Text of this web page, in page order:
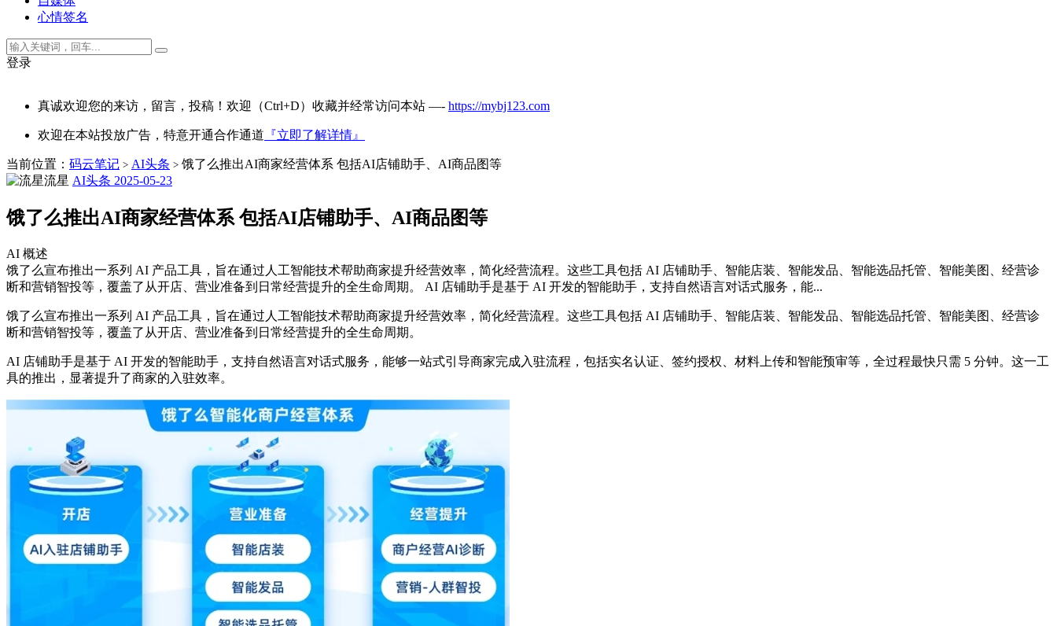
心情签名
登录
真诚欢迎您的来访，留言，投稿！欢迎（Ctrl+D）收藏并经常访问本站 —- https://mybj123.com
欢迎在本站投放广告，特意开通合作通道 『立即了解详情』
当前位置： 码云笔记 > AI头条 > 饿了么推出AI商家经营体系 包括AI店铺助手、AI商品图等
流星 AI头条 2025-05-23
饿了么推出AI商家经营体系 包括AI店铺助手、AI商品图等
AI 概述
饿了么宣布推出一系列 AI 产品工具，旨在通过人工智能技术帮助商家提升经营效率，简化经营流程。这些工具包括 AI 店铺助手、智能店装、智能发品、智能选品托管、智能美图、经营诊
断和营销智投等，覆盖了从开店、营业准备到日常经营提升的全生命周期。 AI 店铺助手是基于 AI 开发的智能助手，支持自然语言对话式服务，能...
饿了么宣布推出一系列 AI 产品工具，旨在通过人工智能技术帮助商家提升经营效率，简化经营流程。这些工具包括 AI 店铺助手、智能店装、智能发品、智能选品托管、智能美图、经营诊
断和营销智投等，覆盖了从开店、营业准备到日常经营提升的全生命周期。
AI 店铺助手是基于 AI 开发的智能助手，支持自然语言对话式服务，能够一站式引导商家完成入驻流程，包括实名认证、签约授权、材料上传和智能预审等，全过程最快只需 5 分钟。这一工
具的推出，显著提升了商家的入驻效率。